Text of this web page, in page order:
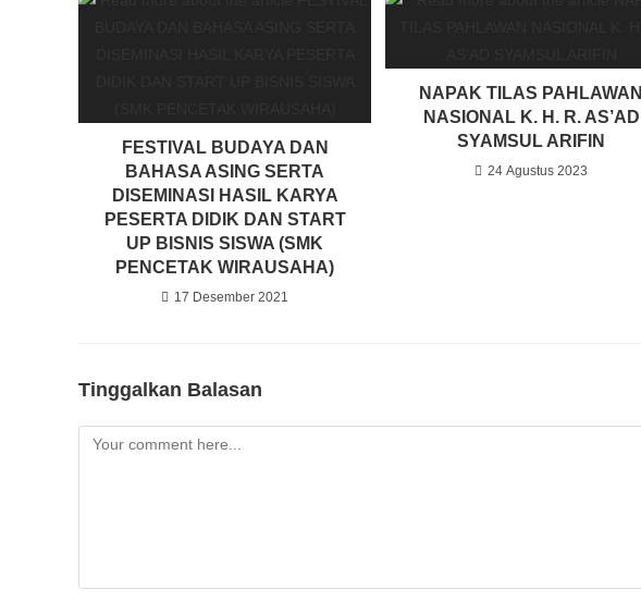
FESTIVAL BUDAYA DAN
BAHASA ASING SERTA
DISEMINASI HASIL KARYA
PESERTA DIDIK DAN START
UP BISNIS SISWA (SMK
PENCETAK WIRAUSAHA)
17 Desember 2021
NAPAK TILAS PAHLAWAN
NASIONAL K. H. R. AS’AD
SYAMSUL ARIFIN
24 Agustus 2023
Tinggalkan Balasan